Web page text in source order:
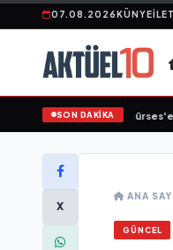
07.08.2026KÜNYE
SON DAKİKA
Linet'ten Müslüm Gürses'e Vefa•
X
ANA
GÜNCEL